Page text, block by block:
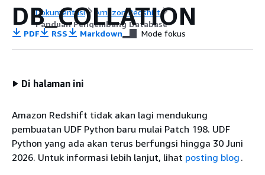
Dokumentasi
Amazon Redshift
Panduan Pengembang Database
DB_COLLATION
PDF RSS Markdown Mode fokus
Di halaman ini
Amazon Redshift tidak akan lagi mendukung
pembuatan UDF Python baru mulai Patch 198. UDF
Python yang ada akan terus berfungsi hingga 30 Juni
2026. Untuk informasi lebih lanjut, lihat posting blog .